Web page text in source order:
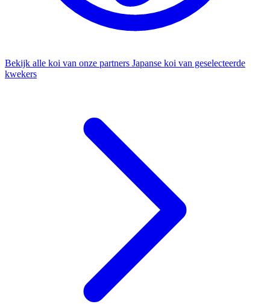
Bekijk alle koi van onze partners Japanse koi van geselecteerde
kwekers